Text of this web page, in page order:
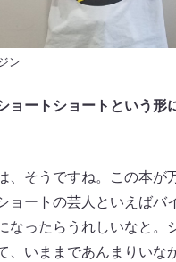
ン
ートショートという形
、そうですね。この本が
ョートの芸人といえばバ
なったらうれしいなと。
、いままであんまりいな